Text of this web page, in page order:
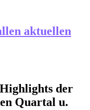
aktuellen
der
Quartal u.